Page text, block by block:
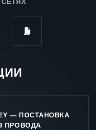
— ПОСТАНОВКА
ПРОВОДА